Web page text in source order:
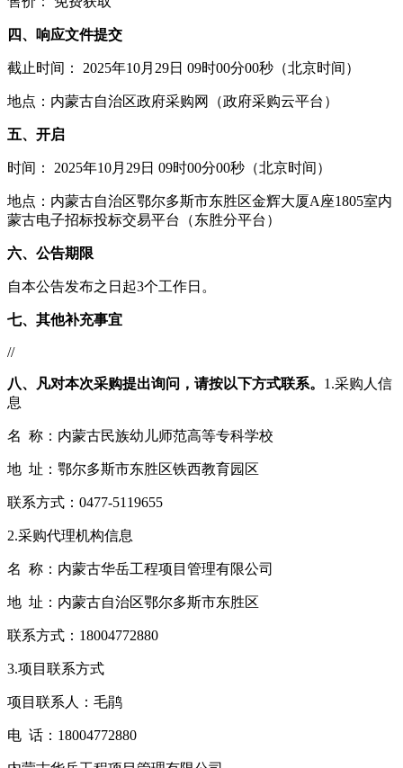
四、响应文件提交
截止时间： 2025年10月29日 09时00分00秒（北京时间）
地点：内蒙古自治区政府采购网（政府采购云平台）
五、开启
时间： 2025年10月29日 09时00分00秒（北京时间）
地点：内蒙古自治区鄂尔多斯市东胜区金辉大厦A座1805室内
蒙古电子招标投标交易平台（东胜分平台）
六、公告期限
自本公告发布之日起3个工作日。
七、其他补充事宜
//
八、凡对本次采购提出询问，请按以下方式联系。 1.采购人信
息
名 称：内蒙古民族幼儿师范高等专科学校
地 址：鄂尔多斯市东胜区铁西教育园区
联系方式：0477-5119655
2.采购代理机构信息
名 称：内蒙古华岳工程项目管理有限公司
地 址：内蒙古自治区鄂尔多斯市东胜区
联系方式：18004772880
3.项目联系方式
项目联系人：毛鹃
电 话：18004772880